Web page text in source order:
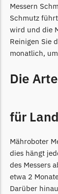
Philips Messer
Powerplus
Powerplus
Robomow
Scheppach
Messern
Schmutz
wird und die
Reinigen Sie
monatlich,
Die
für
Mähroboter
dies hängt
des Messers
etwa 2
Darüber